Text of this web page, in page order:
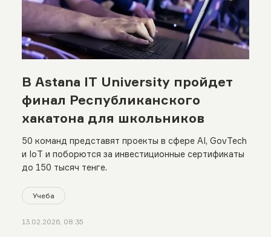
В Astana IT University пройдет
финал Республиканского
хакатона для школьников
50 команд представят проекты в сфере AI, GovTech
и IoT и поборются за инвестиционные сертификаты
до 150 тысяч тенге.
Учеба
13.02.2026, 08:35